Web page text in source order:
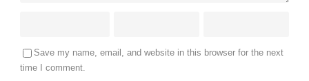
Save my name, email, and website in this browser for the next
time I comment.